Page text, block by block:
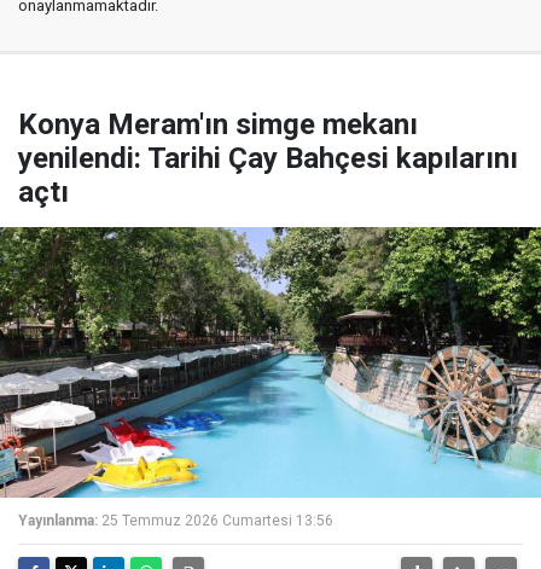
onaylanmamaktadır.
Konya Meram'ın simge mekanı
yenilendi: Tarihi Çay Bahçesi kapılarını
açtı
Yayınlanma: 25 Temmuz 2026 Cumartesi 13:56